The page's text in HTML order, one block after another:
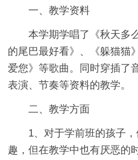
一、教学资料
本学期学唱了《秋天多
的尾巴最好看》、《躲猫猫
爱您》等歌曲。同时穿插了
表演、节奏等资料的教学。
二、教学方面
1、对于学前班的孩子
趣，但在教学中也有厌恶的